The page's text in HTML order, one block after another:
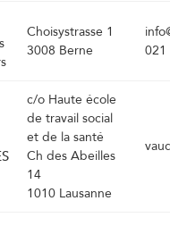
Choisystrasse 1
3008 Berne
021
c/o Haute école
de travail social
et de la santé
Ch des Abeilles
14
1010 Lausanne